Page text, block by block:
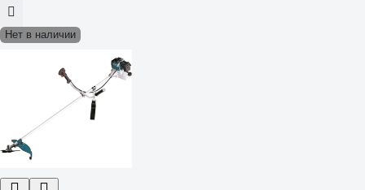
Нет в наличии